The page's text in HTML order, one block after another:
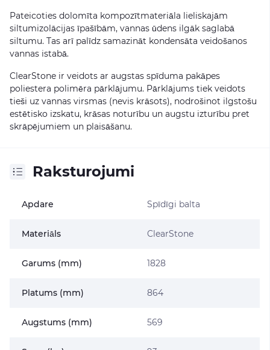
Pateicoties dolomīta kompozītmateriāla lieliskajām
siltumizolācijas īpašībām, vannas ūdens ilgāk saglabā
siltumu. Tas arī palīdz samazināt kondensāta veidošanos
vannas istabā.
ClearStone ir veidots ar augstas spīduma pakāpes
poliestera polimēra pārklājumu. Pārklājums tiek veidots
tieši uz vannas virsmas (nevis krāsots), nodrošinot ilgstošu
estētisko izskatu, krāsas noturību un augstu izturību pret
skrāpējumiem un plaisāšanu.
Raksturojumi
Apdare Spīdīgi balta
Materiāls ClearStone
Garums (mm) 1828
Platums (mm) 864
Augstums (mm) 569